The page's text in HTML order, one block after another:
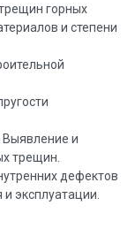
горных
и степени
Выявление и
трещин.
дефектов
эксплуатации.